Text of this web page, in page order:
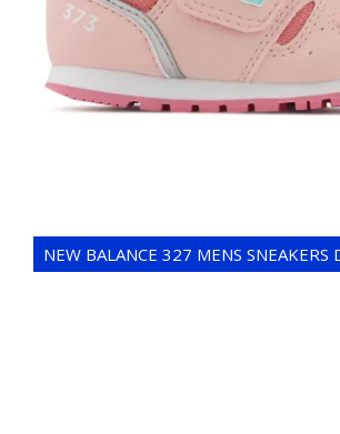
NEW BALANCE 327 MENS SNEAKERS